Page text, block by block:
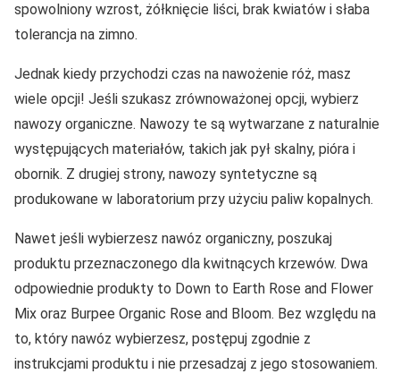
spowolniony wzrost, żółknięcie liści, brak kwiatów i słaba
tolerancja na zimno.
Jednak kiedy przychodzi czas na nawożenie róż, masz
wiele opcji! Jeśli szukasz zrównoważonej opcji, wybierz
nawozy organiczne. Nawozy te są wytwarzane z naturalnie
występujących materiałów, takich jak pył skalny, pióra i
obornik. Z drugiej strony, nawozy syntetyczne są
produkowane w laboratorium przy użyciu paliw kopalnych.
Nawet jeśli wybierzesz nawóz organiczny, poszukaj
produktu przeznaczonego dla kwitnących krzewów. Dwa
odpowiednie produkty to Down to Earth Rose and Flower
Mix oraz Burpee Organic Rose and Bloom. Bez względu na
to, który nawóz wybierzesz, postępuj zgodnie z
instrukcjami produktu i nie przesadzaj z jego stosowaniem.